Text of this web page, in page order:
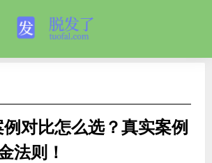
对比怎么选？真实案例
法则！